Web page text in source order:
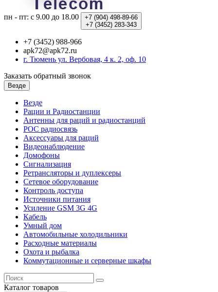
пн - пт: с 9.00 до 18.00 +7 (904) 498-89-66
+7 (3452) 283-343
+7 (3452) 988-966
apk72@apk72.ru
г. Тюмень ул. Вербовая, 4 к. 2, оф. 10
Заказать обратный звонок
Везде
Везде
Рации и Радиостанции
Антенны для раций и радиостанций
POC радиосвязь
Аксессуары для раций
Видеонаблюдение
Домофоны
Сигнализация
Ретрансляторы и дуплексеры
Сетевое оборудование
Контроль доступа
Источники питания
Усиление GSM 3G 4G
Кабель
Умный дом
Автомобильные холодильники
Расходные материалы
Охота и рыбалка
Коммутационные и серверные шкафы
Каталог товаров